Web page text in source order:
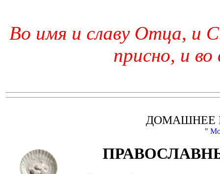
Во имя и славу Отца, и
присно, и во
ДОМАШНЕЕ
"